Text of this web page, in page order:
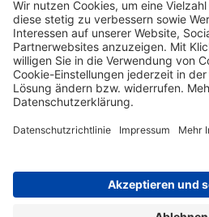
Impressum Datenschutz